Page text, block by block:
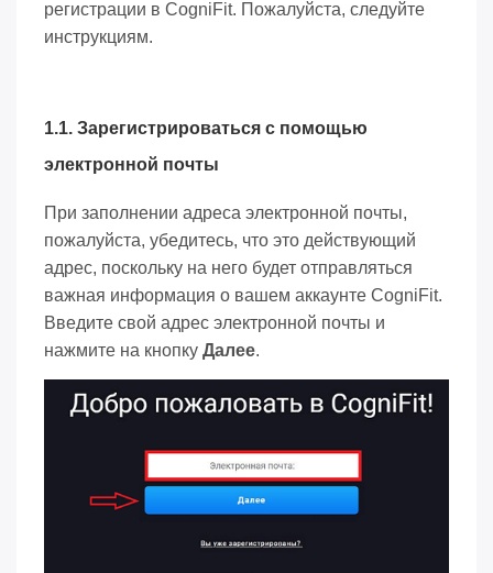
регистрации в CogniFit. Пожалуйста, следуйте
инструкциям.
1.1. Зарегистрироваться с помощью
электронной почты
При заполнении адреса электронной почты,
пожалуйста, убедитесь, что это действующий
адрес, поскольку на него будет отправляться
важная информация о вашем аккаунте CogniFit.
Введите свой адрес электронной почты и
нажмите на кнопку Далее.